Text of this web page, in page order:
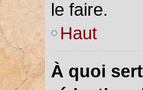
le faire.
Haut
À quoi